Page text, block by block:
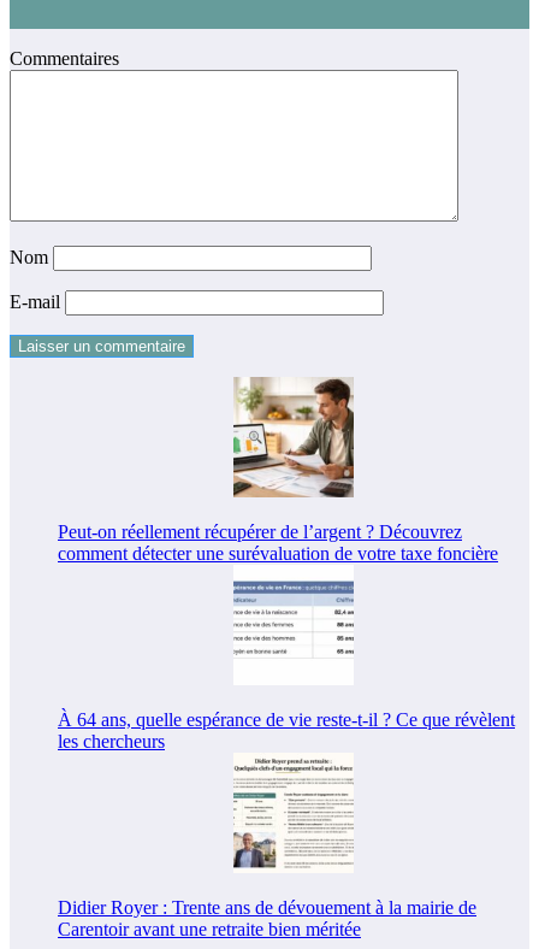
Commentaires
Nom
E-mail
Peut-on réellement récupérer de l’argent ? Découvrez
comment détecter une surévaluation de votre taxe foncière
À 64 ans, quelle espérance de vie reste-t-il ? Ce que révèlent
les chercheurs
Didier Royer : Trente ans de dévouement à la mairie de
Carentoir avant une retraite bien méritée